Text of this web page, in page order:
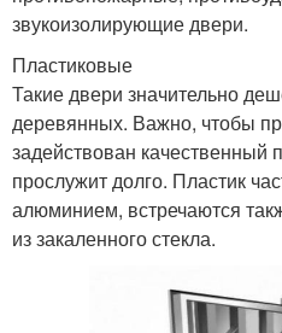
звукоизолирующие двери.
Пластиковые
Такие двери значительно
деревянных. Важно, чтобы
задействован качественный
прослужит долго. Пластик
алюминием, встречаются
из закаленного стекла.